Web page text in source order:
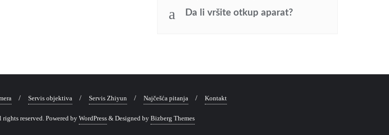
a Da li vršite otkup aparat?
Servis objektiva Servis Zhiyun Najčešća pitanja Kontakt
reserved. Powered by WordPress & Designed by Bizberg Themes